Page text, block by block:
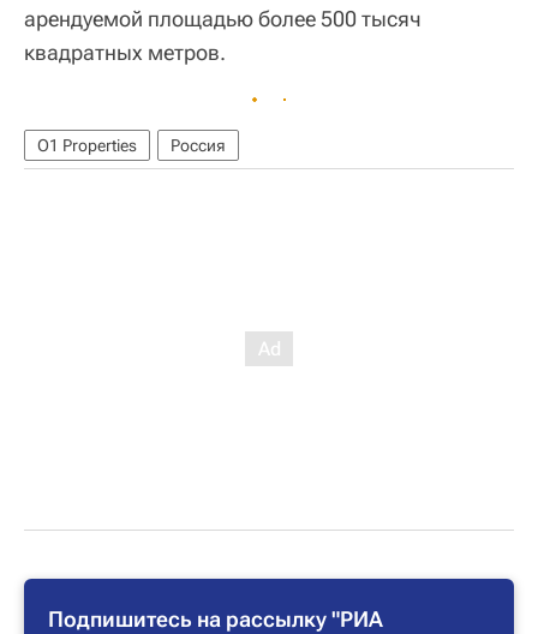
арендуемой площадью более 500 тысяч
квадратных метров.
O1 Properties Россия
Подпишитесь на рассылку "РИА